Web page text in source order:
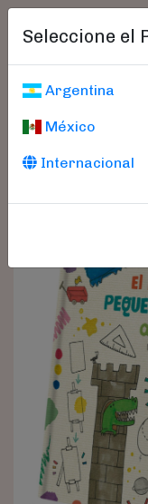
Seleccione el
Argentina
México
Internacional